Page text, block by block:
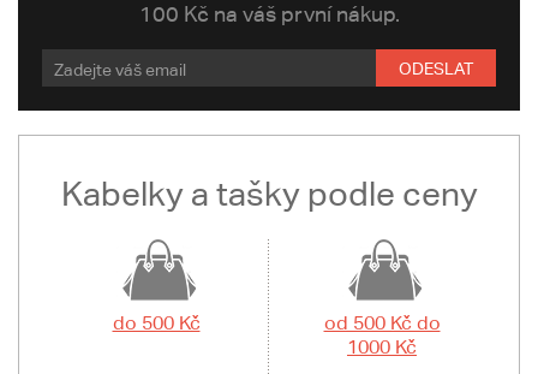
100 Kč na váš první nákup.
ODESLAT
Kabelky a tašky podle ceny
do 500 Kč
od 500 Kč do
1000 Kč